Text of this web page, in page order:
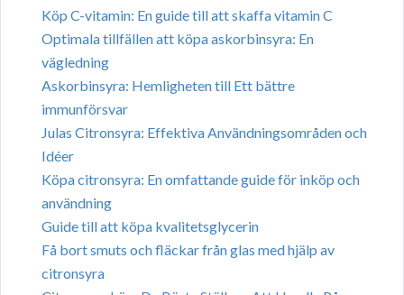
Köp C-vitamin: En guide till att skaffa vitamin C
Optimala tillfällen att köpa askorbinsyra: En
vägledning
Askorbinsyra: Hemligheten till Ett bättre
immunförsvar
Julas Citronsyra: Effektiva Användningsområden och
Idéer
Köpa citronsyra: En omfattande guide för inköp och
användning
Guide till att köpa kvalitetsglycerin
Få bort smuts och fläckar från glas med hjälp av
citronsyra